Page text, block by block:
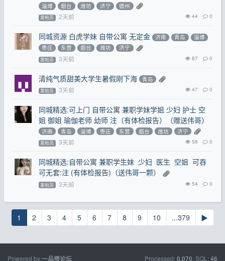
淄博
烟台 潍坊 济宁 德州
发帖员 2天前 44 0
同城资源 白虎学妹 自带公寓 无定金 济南 青岛
淄博
枣庄
东营 烟台 潍坊 济宁
发帖员 3天前 87 0
清纯气质甜美大学生暑假刚下海 青岛
发帖员 3天前 47 0
同城精选:可上门 自带公寓 兼职学妹学姐 少妇 护士 空
姐 御姐 瑜伽老师 幼师 注（有体检报告）（赠送伟哥）
济南 青岛 淄博 枣庄 东营 烟台 潍坊 济宁
发帖员 3天前 58 0
同城精选:自带公寓 兼职学生妹 少妇 医生 空姐 可吞
可无套:注 (有体检报告)（送伟哥一颗）
发帖员 3天前 54 0
1 2 3 4 5 6 7 8 9 10 ...379 ▶
Powered by一品楼论坛 Processed: 0.070 , SQL: 46